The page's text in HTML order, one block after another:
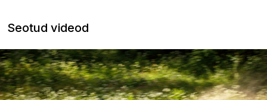
Seotud videod